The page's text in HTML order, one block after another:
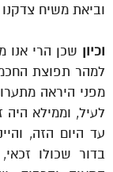
וביאת משיח
וכיון שכן הרי אנו
למהר תפוצת
מפני היראה
לעיל, וממילא
עד היום הזה,
בדור שכולו